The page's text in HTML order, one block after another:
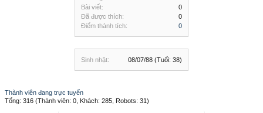
Bài viết:
0
Đã được thích:
0
Điểm thành tích:
0
Sinh nhật: 08/07/88 (Tuổi: 38)
Thành viên đang trực tuyến
Tổng: 316 (Thành viên: 0, Khách: 285, Robots: 31)